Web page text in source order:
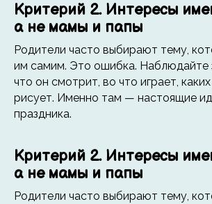
Критерий 2. Интересы
а не мамы и папы
Родители часто выбирают тему,
им самим. Это ошибка. Наблюдайте
что он смотрит, во что играет,
рисует. Именно там — настоящие
праздника.
Критерий 2. Интересы
а не мамы и папы
Родители часто выбирают тему,